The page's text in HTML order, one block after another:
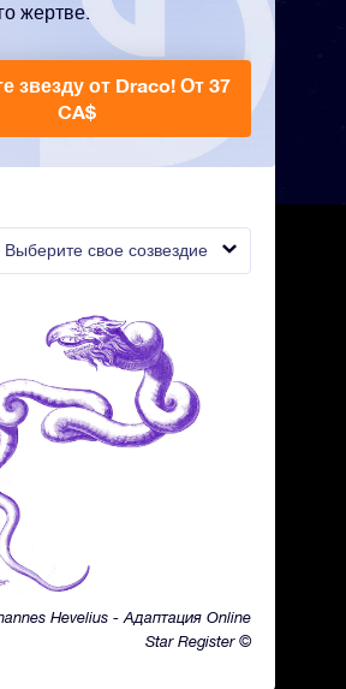
Выберите свое созвездие
Hevelius - Адаптация Online
Star Register ©
жертве.
звезду от Draco! От 37
CA$